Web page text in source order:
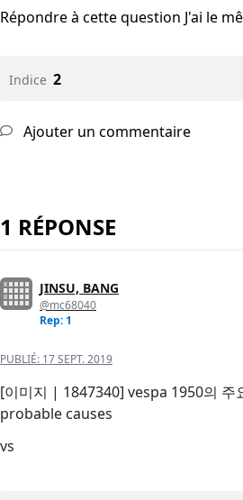
Répondre à cette question J'ai le
Indice 2
Ajouter un commentaire
1 RÉPONSE
JINSU, BANG
@mc68040
Rep: 1
PUBLIÉ: 17 SEPT. 2019
[이미지 | 1847340] vespa 1950의 주
probable causes
vs